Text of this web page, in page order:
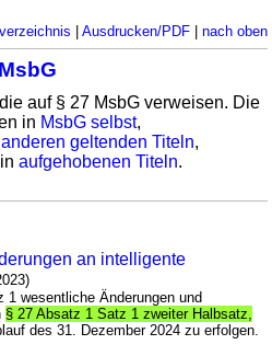
| Ausdrucken/PDF| nach oben
auf § 27 MsbG verweisen. Die
in MsbG selbst,
anderen geltenden Titeln,
inaufgehobenen Titeln.
an intelligente
1 wesentliche Änderungen und
§ 27 Absatz 1 Satz 1 zweiter Halbsatz,
des 31. Dezember 2024 zu erfolgen.